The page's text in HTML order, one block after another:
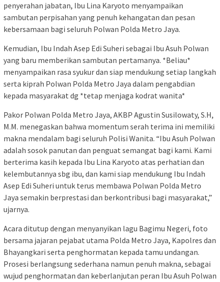
penyerahan jabatan, Ibu Lina Karyoto menyampaikan
sambutan perpisahan yang penuh kehangatan dan pesan
kebersamaan bagi seluruh Polwan Polda Metro Jaya.
Kemudian, Ibu Indah Asep Edi Suheri sebagai Ibu Asuh Polwan
yang baru memberikan sambutan pertamanya. *Beliau*
menyampaikan rasa syukur dan siap mendukung setiap langkah
serta kiprah Polwan Polda Metro Jaya dalam pengabdian
kepada masyarakat dg *tetap menjaga kodrat wanita*
Pakor Polwan Polda Metro Jaya, AKBP Agustin Susilowaty, S.H,
M.M. menegaskan bahwa momentum serah terima ini memiliki
makna mendalam bagi seluruh Polisi Wanita. “Ibu Asuh Polwan
adalah sosok panutan dan penguat semangat bagi kami. Kami
berterima kasih kepada Ibu Lina Karyoto atas perhatian dan
kelembutannya sbg ibu, dan kami siap mendukung Ibu Indah
Asep Edi Suheri untuk terus membawa Polwan Polda Metro
Jaya semakin berprestasi dan berkontribusi bagi masyarakat,”
ujarnya.
Acara ditutup dengan menyanyikan lagu Bagimu Negeri, foto
bersama jajaran pejabat utama Polda Metro Jaya, Kapolres dan
Bhayangkari serta penghormatan kepada tamu undangan.
Prosesi berlangsung sederhana namun penuh makna, sebagai
wujud penghormatan dan keberlanjutan peran Ibu Asuh Polwan